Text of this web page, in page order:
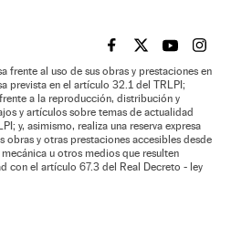
EL PAÍS BRASIL EN
EL PAÍSEL PAÍS
EL
frente al uso de sus obras y prestaciones en
prevista en el artículo 32.1 del TRLPI;
a la reproducción, distribución y
y artículos sobre temas de actualidad
y, asimismo, realiza una reserva expresa
obras y otras prestaciones accesibles desde
u otros medios que resulten
con el artículo 67.3 del Real Decreto - ley